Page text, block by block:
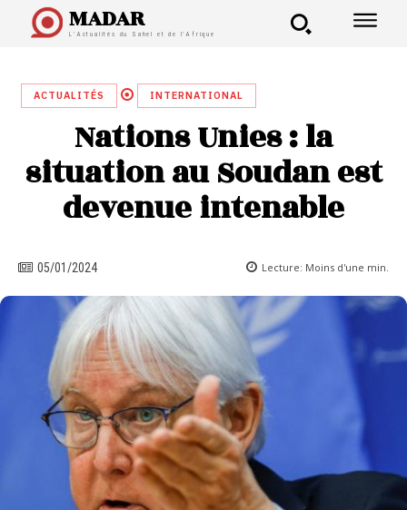
MADAR
L'Actualités du Sahel et de l'Afrique
ACTUALITÉS INTERNATIONAL
Nations Unies : la
situation au Soudan est
devenue intenable
05/01/2024 Lecture: Moins d'une min.